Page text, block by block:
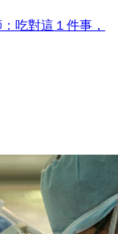
吃對這１件事，